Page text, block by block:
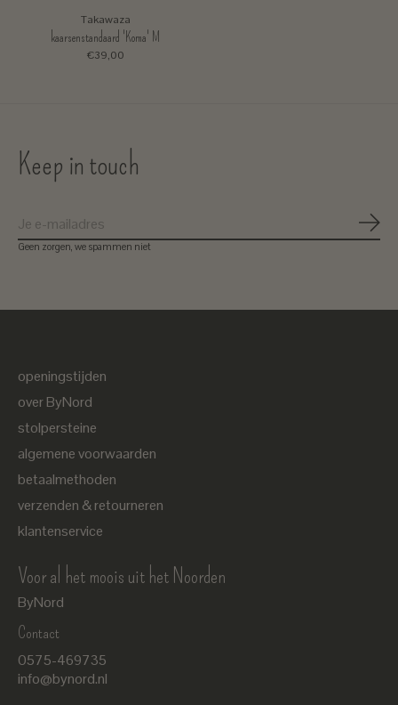
Takawaza
kaarsenstandaard 'Koma' M
€39,00
Keep in touch
Geen zorgen, we spammen niet
openingstijden
over ByNord
stolpersteine
algemene voorwaarden
betaalmethoden
verzenden & retourneren
klantenservice
Voor al het moois uit het Noorden
ByNord
Contact
0575-469735
info@bynord.nl